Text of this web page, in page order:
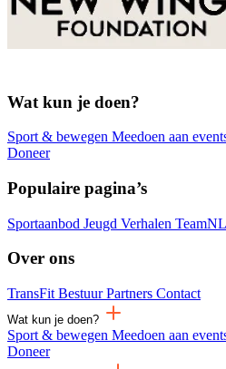
Wat kun je doen?
Sport & bewegen Meedoen aan
Doneer
Populaire pagina’s
Sportaanbod Jeugd Verhalen
Over ons
TransFit BestuurPartners Contact
Wat kun je doen?
Sport & bewegen Meedoen aan
Doneer